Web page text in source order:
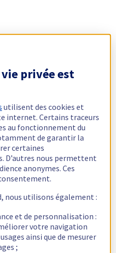
privée est
utilisent des cookies et
internet. Certains traceurs
au fonctionnement du
de garantir la
certaines
nous permettent
anonymes. Ces
nous utilisons également :
et de personnalisation :
votre navigation
ainsi que de mesurer
;